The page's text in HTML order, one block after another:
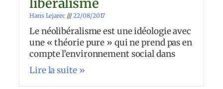
libéralisme
Hans Lejarec 22/08/2017
Le néolibéralisme est une idéologie avec
une « théorie pure » qui ne prend pas en
compte l’environnement social dans
Lire la suite »